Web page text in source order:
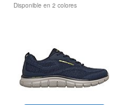
Disponible en 2 colores